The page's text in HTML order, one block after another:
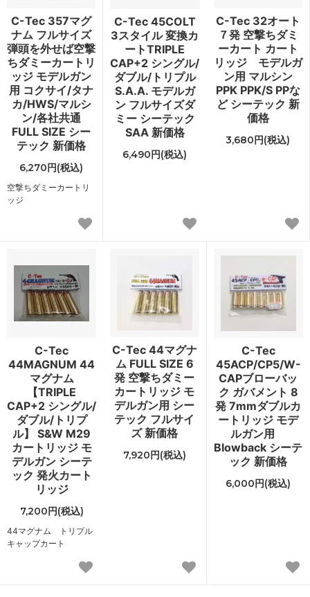
C-Tec 357マグ
ナム フルサイズ
弾頭を外せば空撃
ちダミーカートリ
ッジ モデルガン
用 コクサイ/タナ
カ/HWS/マルシ
ン/各社共通
FULL SIZE シー
テック 新価格
6,270円(税込)
空撃ちダミーカートリ
ッジ
C-Tec 45COLT
3スタイル 変換カ
ートTRIPLE
CAP+2 シングル/
ダブル/トリプル
S.A.A. モデルガ
ン フルサイズダ
ミー シーテック
SAA 新価格
6,490円(税込)
C-Tec 32オート
７発 空撃ちダミ
ーカート カート
リッジ モデルガ
ン用 マルシン
PPK PPK/S PPな
ど シーテック 新
価格
3,680円(税込)
C-Tec
44MAGNUM 44
マグナム
【TRIPLE
CAP+2 シングル/
ダブル/トリプ
ル】 S&W M29
カートリッジ モ
デルガン シーテ
ック 発火カート
リッジ
7,200円(税込)
44マグナム トリプル
キャップカート
C-Tec 44マグナ
ム FULL SIZE 6
発 空撃ちダミー
カートリッジ モ
デルガン用 シー
テック フルサイ
ズ 新価格
7,920円(税込)
C-Tec
45ACP/CP5/W-
CAPブローバッ
ク ガバメント 8
発 7mmダブルカ
ートリッジ モデ
ルガン用
Blowback シーテ
ック 新価格
6,000円(税込)